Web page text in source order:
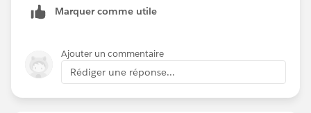
Marquer comme utile
Ajouter un commentaire
Rédiger une réponse...